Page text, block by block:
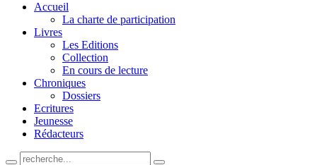
Accueil
La charte de participation
Livres
Les Editions
Collection
En cours de lecture
Chroniques
Dossiers
Ecritures
Jeunesse
Rédacteurs